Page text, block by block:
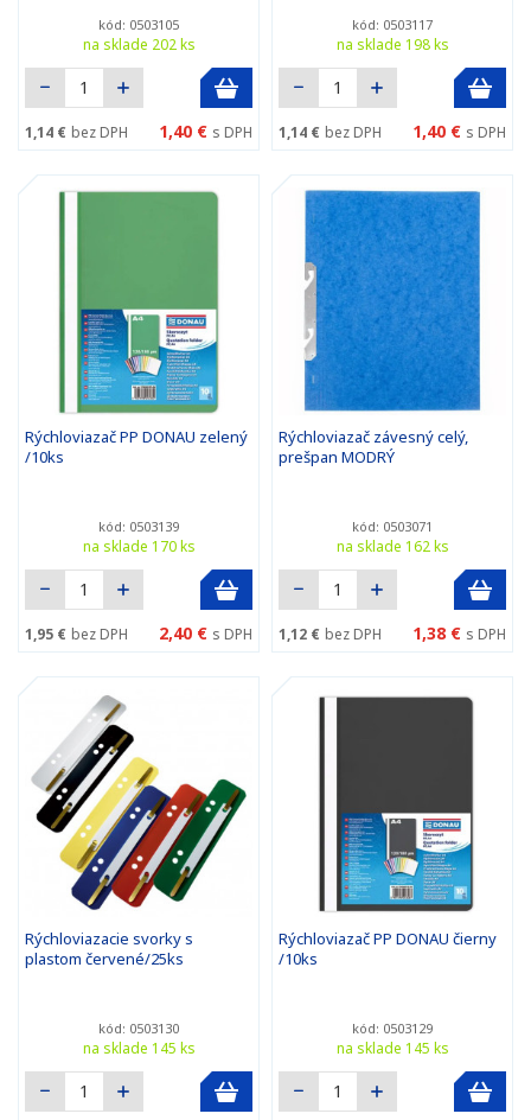
kód: 0503105
na sklade 202 ks
1,14 € bez DPH 1,40 € s DPH
kód: 0503117
na sklade 198 ks
1,14 € bez DPH 1,40 € s DPH
Rýchloviazač PP DONAU zelený
/10ks
kód: 0503139
na sklade 170 ks
1,95 € bez DPH 2,40 € s DPH
Rýchloviazač závesný celý,
prešpan MODRÝ
kód: 0503071
na sklade 162 ks
1,12 € bez DPH 1,38 € s DPH
Rýchloviazacie svorky s
plastom červené/25ks
kód: 0503130
na sklade 145 ks
Rýchloviazač PP DONAU čierny
/10ks
kód: 0503129
na sklade 145 ks